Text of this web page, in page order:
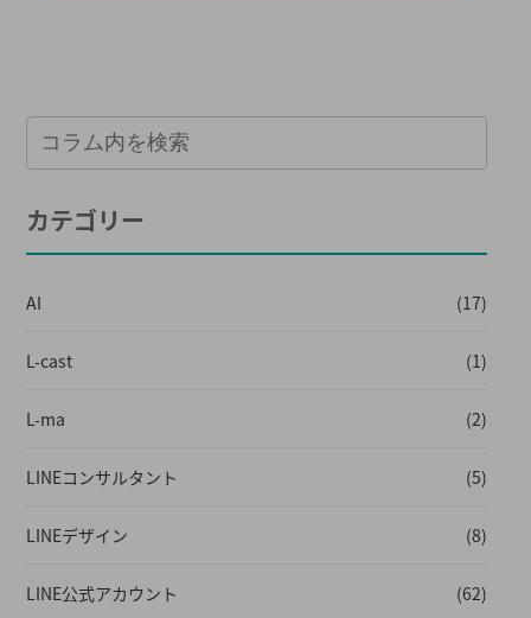
カテゴリー
AI (17)
L-cast (1)
L-ma (2)
LINEコンサルタント (5)
LINEデザイン (8)
LINE公式アカウント (62)